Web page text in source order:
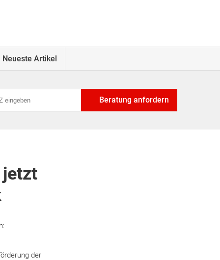
Neueste Artikel
Beratung anfordern
jetzt
der